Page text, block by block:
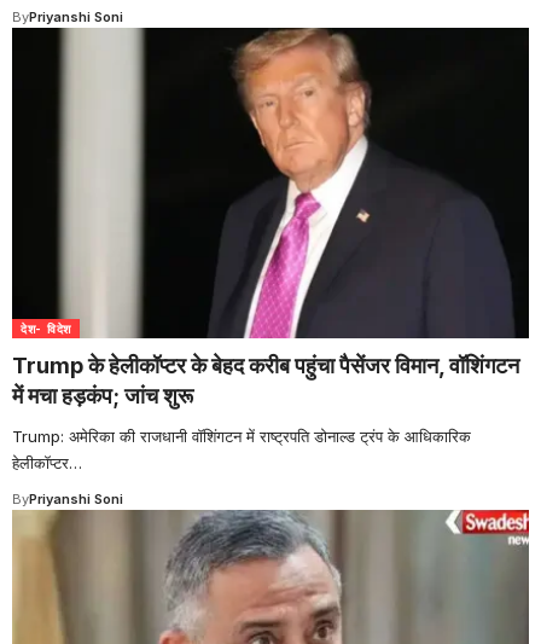
ByPriyanshi Soni
देश- विदेश
Trump के हेलीकॉप्टर के बेहद करीब पहुंचा पैसेंजर विमान, वॉशिंगटन
में मचा हड़कंप; जांच शुरू
Trump: अमेरिका की राजधानी वॉशिंगटन में राष्ट्रपति डोनाल्ड ट्रंप के आधिकारिक
हेलीकॉप्टर…
ByPriyanshi Soni